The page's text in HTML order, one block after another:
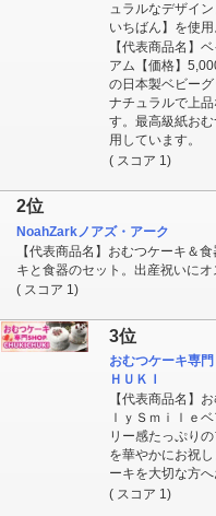
ュラルなデザイ
いちばん】を使用
【代表商品名】
アム【価格】
の日本製ベビーグ
ナチュラルで上
す。最高級紙お
用しています。
( スコア 1)
2位
NoahZarkノアズ・アーク
【代表商品名】おむつケーキ＆
キと食器のセット。出産祝いにオ
( スコア 1)
3位
おむつケーキ専
ＨＵＫＩ
【代表商品名】
ｌｙＳｍｉｌｅ
リー感たっぷり
を華やかにお祝
ーキを大切な方
( スコア 1)